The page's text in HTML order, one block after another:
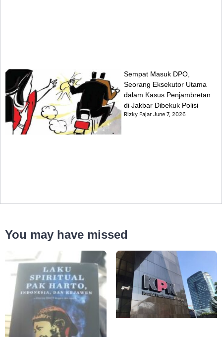
Sempat Masuk DPO,
Seorang Eksekutor Utama
dalam Kasus Penjambretan
di Jakbar Dibekuk Polisi
Rizky FajarJune 7, 2026
You may have missed